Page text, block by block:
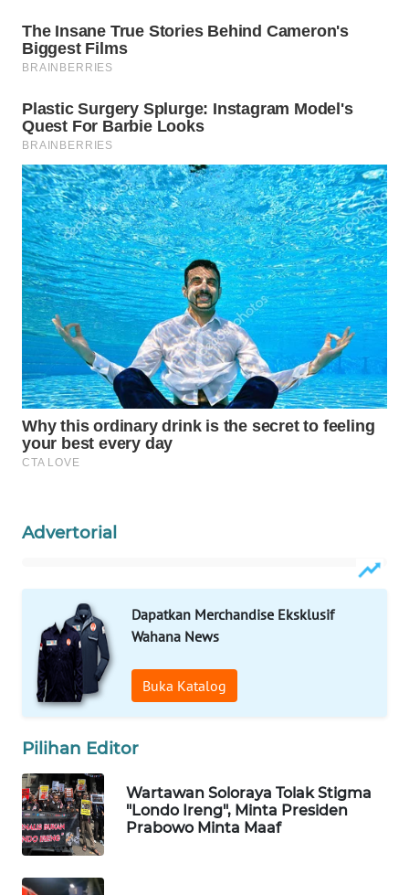
Advertorial
Dapatkan Merchandise Eksklusif
Wahana News
Buka Katalog
Pilihan Editor
Wartawan Soloraya Tolak Stigma
"Londo Ireng", Minta Presiden
Prabowo Minta Maaf
Wahana
Network
LISTRIK
KELISTRIKAN
WALINKI
ID
MAWAKA
ID
MARTABAT
NET
PLN
WATCH
LKKI
KOPEKLIN
PORTAL
KONSUMEN
FORWAMKI
ALPERKLINAS
FORJASIDA